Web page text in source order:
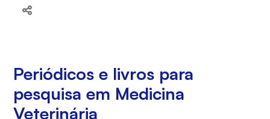
Periódicos e livros para
pesquisa em Medicina
Veterinária